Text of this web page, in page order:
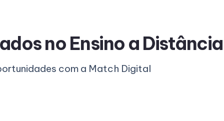
no Ensino a Distância
com a Match Digital